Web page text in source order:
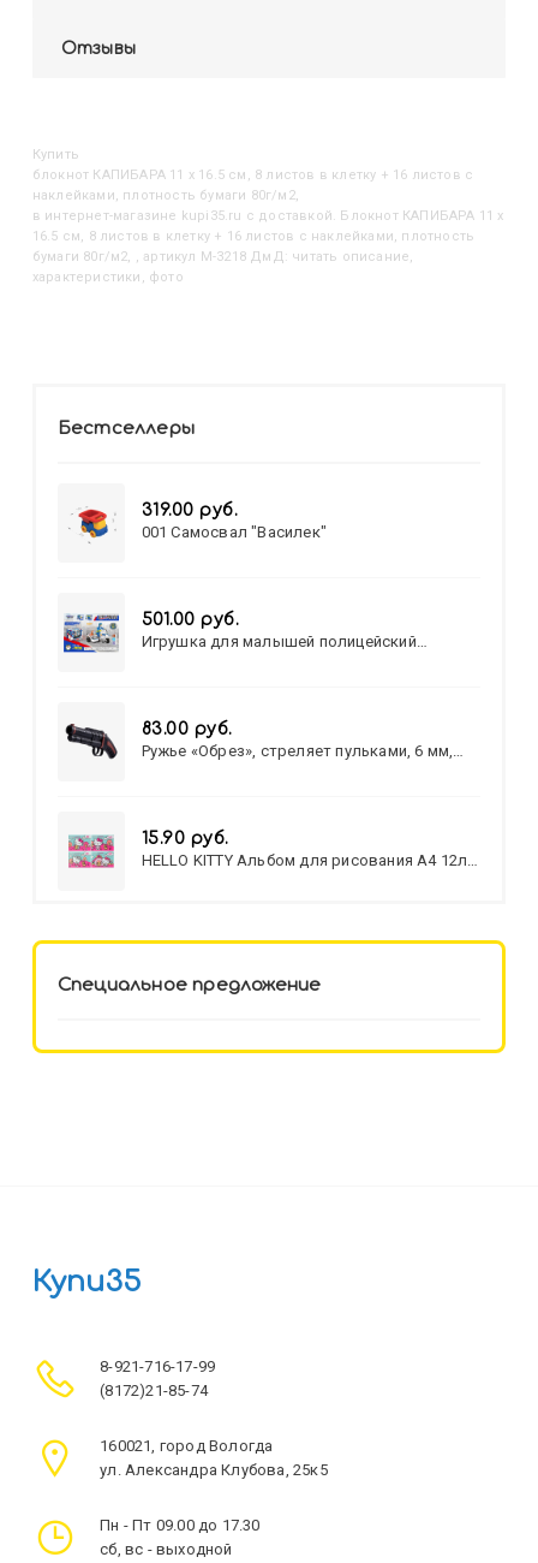
Отзывы
Купить
Блокнот КАПИБАРА 11 х 16.5 см, 8 листов в клетку + 16 листов с
наклейками, плотность бумаги 80г/м2,
в интернет-магазине kupi35.ru с доставкой. Блокнот КАПИБАРА 11 х
16.5 см, 8 листов в клетку + 16 листов с наклейками, плотность
бумаги 80г/м2, , артикул M-3218 ДмД: читать описание,
характеристики, фото
Бестселлеры
319.00 руб.
001 Самосвал "Василек"
501.00 руб.
Игрушка для малышей полицейский
83.00 руб.
Ружье «Обрез», стреляет пульками, 6 мм,
15.90 руб.
HELLO KITTY Альбом для рисования А4 12л.
Специальное предложение
Купи35
8-921-716-17-99
(8172)21-85-74
160021, город Вологда
ул. Александра Клубова, 25к5
Пн - Пт 09.00 до 17.30
сб, вс - выходной